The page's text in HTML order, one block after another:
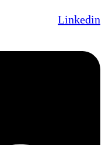
Linkedin